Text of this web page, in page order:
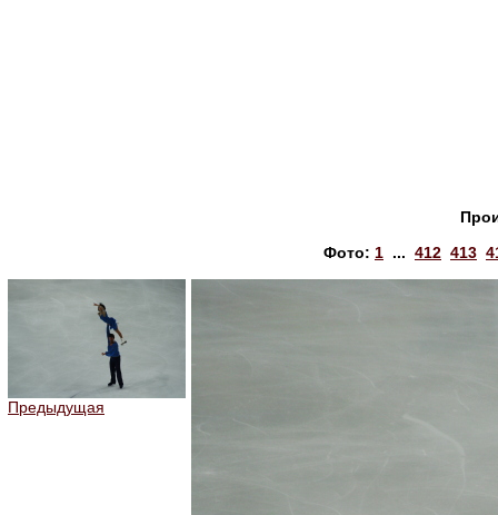
Фото: 1 ... 412 413
Предыдущая